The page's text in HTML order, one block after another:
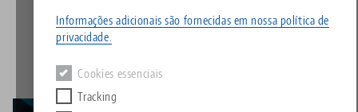
Informações adicionais são fornecidas em nossa política de
privacidade.
Cookies essenciais
Tracking
Serviços
Quicklinks
Search
Downloads
27.09.2021 — comunicados à imprensa